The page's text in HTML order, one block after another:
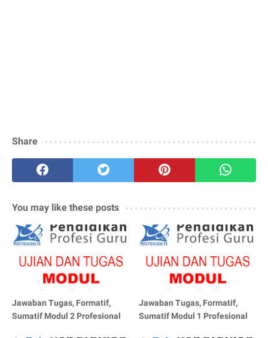
Share
You may like these posts
Jawaban Tugas, Formatif,
Sumatif Modul 2 Profesional
Jawaban Tugas, Formatif,
Sumatif Modul 1 Profesional